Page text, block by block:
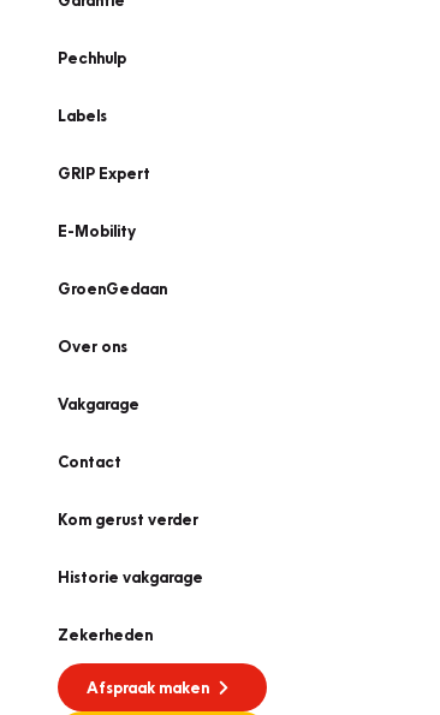
Pechhulp
Labels
GRIP Expert
E-Mobility
GroenGedaan
Over ons
Vakgarage
Contact
Kom gerust verder
Historie vakgarage
Zekerheden
Afspraak maken